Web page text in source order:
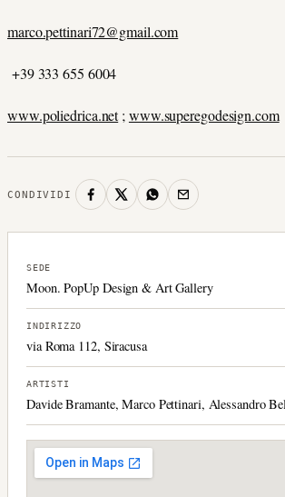
marco.pettinari72@gmail.com
+39 333 655 6004
www.poliedrica.net;www.superegodesign.com
CONDIVIDI
SEDE
Moon. PopUp Design & Art Gallery
INDIRIZZO
via Roma 112, Siracusa
ARTISTI
Davide Bramante, Marco Pettinari, Alessandro